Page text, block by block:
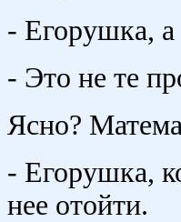
- Егорушка, а
- Это не те
Ясно?
- Егорушка,
нее отойти.